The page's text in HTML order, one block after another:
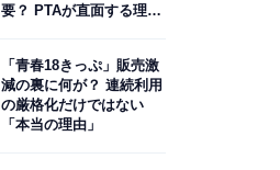
要？ PTAが直面する理想
「青春18きっぷ」販売激
減の裏に何が？ 連続利用
の厳格化だけではない
「本当の理由」